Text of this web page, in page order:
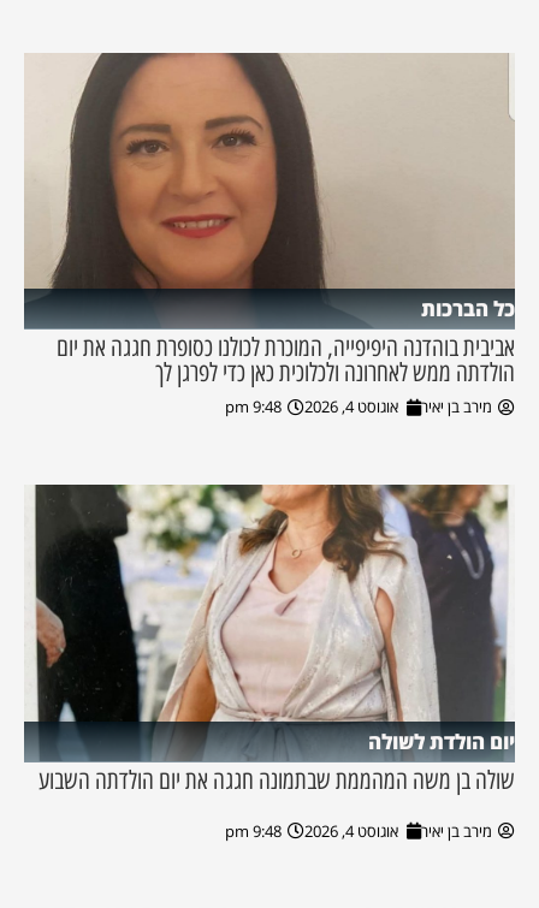
כל הברכות
אביבית בוהדנה היפיפייה, המוכרת לכולנו כסופרת חגגה את יום
הולדתה ממש לאחרונה ולכלוכית כאן כדי לפרגן לך
מירב בן יאיר אוגוסט 4, 2026 9:48 pm
יום הולדת לשולה
שולה בן משה המהממת שבתמונה חגגה את יום הולדתה השבוע
מירב בן יאיר אוגוסט 4, 2026 9:48 pm